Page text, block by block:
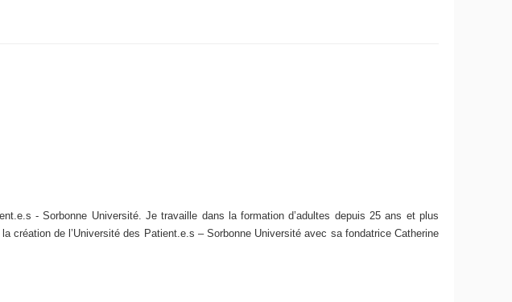
- Sorbonne Université. Je travaille dans la formation d’adultes depuis 25 ans et plus
création de l’Université des Patient.e.s – Sorbonne Université avec sa fondatrice Catherine